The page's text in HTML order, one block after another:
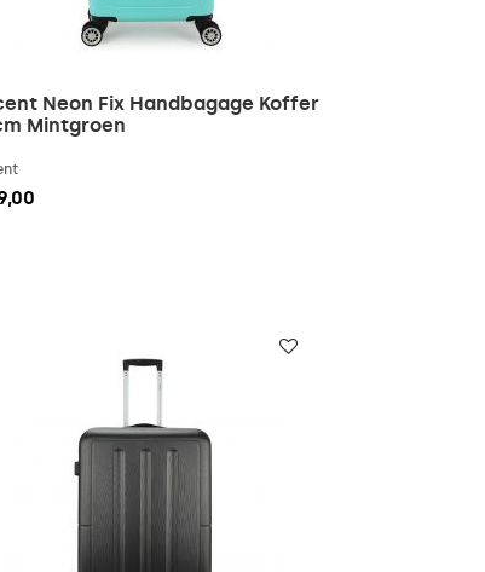
Neon Fix Handbagage Koffer
Mintgroen